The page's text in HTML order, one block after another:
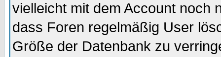
vielleicht mit dem Account noch
dass Foren regelmäßig User
Größe der Datenbank zu